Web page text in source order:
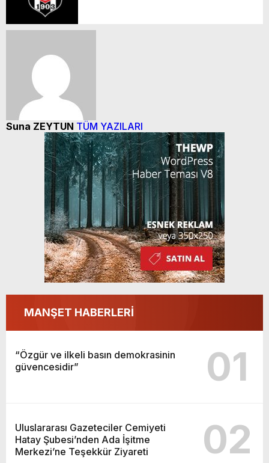
Suna ZEYTUN TÜM YAZILARI
MANŞET HABERLERİ
“Özgür ve ilkeli basın demokrasinin
güvencesidir”
01
Uluslararası Gazeteciler Cemiyeti
Hatay Şubesi’nden Ada İşitme
Merkezi’ne Teşekkür Ziyareti
02